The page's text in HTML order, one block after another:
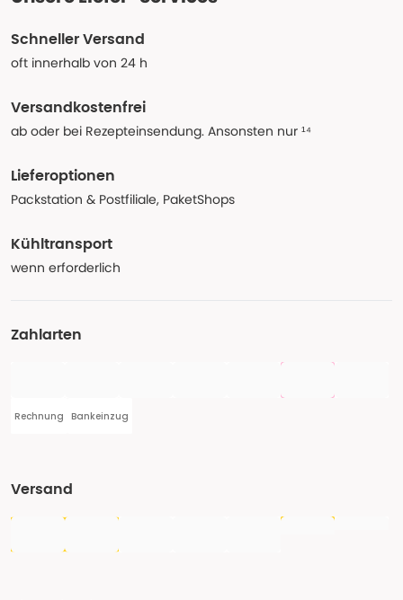
Schneller Versand
oft innerhalb von 24 h
Versandkostenfrei
ab oder bei Rezepteinsendung. Ansonsten nur ¹⁴
Lieferoptionen
Packstation & Postfiliale, PaketShops
Kühltransport
wenn erforderlich
Zahlarten
Rechnung Bankeinzug
Versand